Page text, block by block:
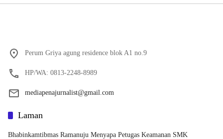
Perum Griya agung residence blok A1 no.9
HP/WA: 0813-2248-8989
mediapenajurnalist@gmail.com
Laman
Bhabinkamtibmas Ramanuju Menyapa Petugas Keamanan SMK